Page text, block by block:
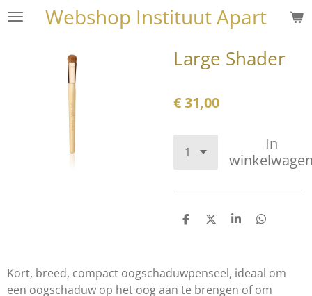
Ga
hoofdinhoud
Webshop Instituut Apart
Large Shader
€ 31,00
In
D
D
S
e
D
n
Kort, breed, compact oogschaduwpenseel, ideaal om
een oogschaduw op het oog aan te brengen of om